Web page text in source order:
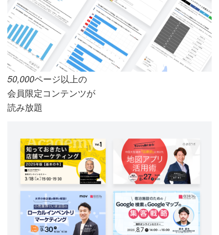
50,000ページ以上の
会員限定コンテンツが
読み放題